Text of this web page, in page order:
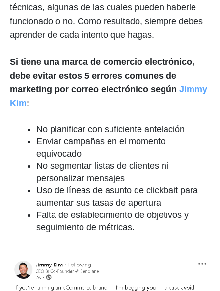
técnicas, algunas de las cuales pueden haberle
funcionado o no. Como resultado, siempre debes
aprender de cada intento que hagas.
Si tiene una marca de comercio electrónico,
debe evitar estos 5 errores comunes de
marketing por correo electrónico según Jimmy
Kim:
No planificar con suficiente antelación
Enviar campañas en el momento
equivocado
No segmentar listas de clientes ni
personalizar mensajes
Uso de líneas de asunto de clickbait para
aumentar sus tasas de apertura
Falta de establecimiento de objetivos y
seguimiento de métricas.